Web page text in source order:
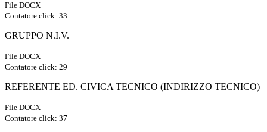
File DOCX
Contatore click: 33
GRUPPO N.I.V.
File DOCX
Contatore click: 29
REFERENTE ED. CIVICA TECNICO (INDIRIZZO TECNICO)
File DOCX
Contatore click: 37